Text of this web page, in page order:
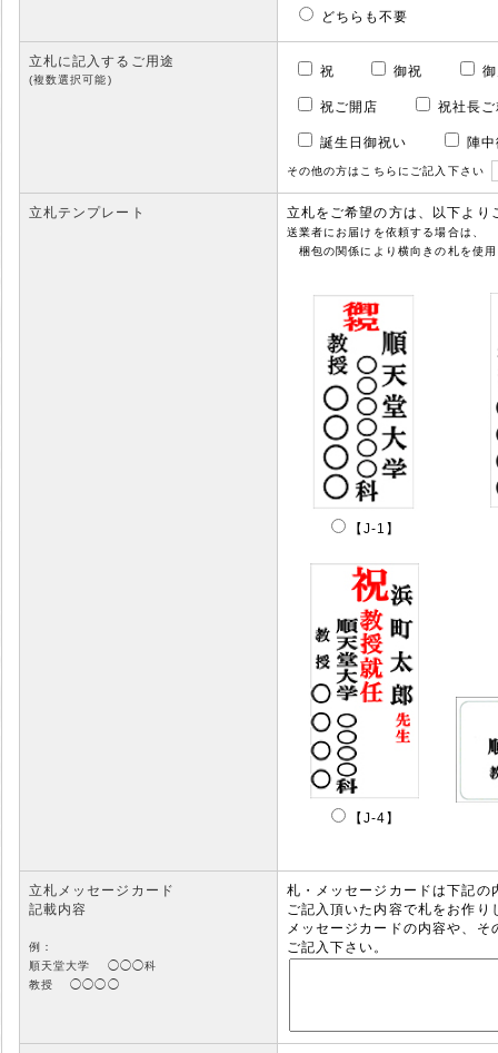
どちらも不要
立札に記入するご用途
(複数選択可能)
祝 御祝
祝ご開店 祝社長
誕生日御祝い 陣
その他の方はこちらにご記入下さい
立札テンプレート 立札をご希望の方は、以下よ
送業者にお届けを依頼する場合は、
梱包の関係により横向きの札を使
【J-1】
【J-4】
立札メッセージカード
記載内容
例：
順天堂大学 ◯◯◯科
教授 ◯◯◯◯
札・メッセージカードは下記の
ご記入頂いた内容で札をお作
メッセージカードの内容や、
ご記入下さい。